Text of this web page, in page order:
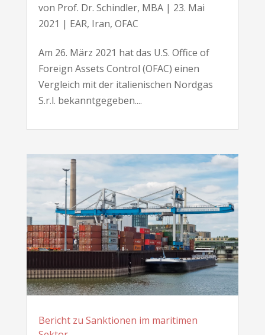
von Prof. Dr. Schindler, MBA| 23. Mai
2021 | EAR, Iran, OFAC
Am 26. März 2021 hat das U.S. Office of
Foreign Assets Control (OFAC) einen
Vergleich mit der italienischen Nordgas
S.r.l. bekanntgegeben....
Bericht zu Sanktionen im maritimen